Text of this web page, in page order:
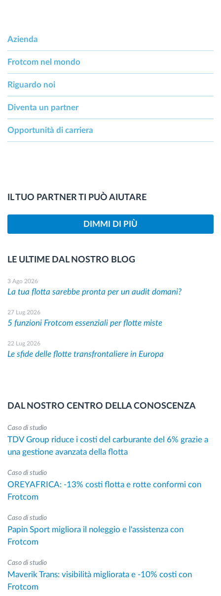
Azienda
Frotcom nel mondo
Riguardo noi
Diventa un partner
Opportunità di carriera
IL TUO PARTNER TI PUÒ AIUTARE
DIMMI DI PIÙ
LE ULTIME DAL NOSTRO BLOG
3 Ago 2026
La tua flotta sarebbe pronta per un audit domani?
27 Lug 2026
5 funzioni Frotcom essenziali per flotte miste
22 Lug 2026
Le sfide delle flotte transfrontaliere in Europa
DAL NOSTRO CENTRO DELLA CONOSCENZA
Caso di studio
TDV Group riduce i costi del carburante del 6% grazie a
una gestione avanzata della flotta
Caso di studio
OREYAFRICA: -13% costi flotta e rotte conformi con
Frotcom
Caso di studio
Papin Sport migliora il noleggio e l'assistenza con
Frotcom
Caso di studio
Maverik Trans: visibilità migliorata e -10% costi con
Frotcom